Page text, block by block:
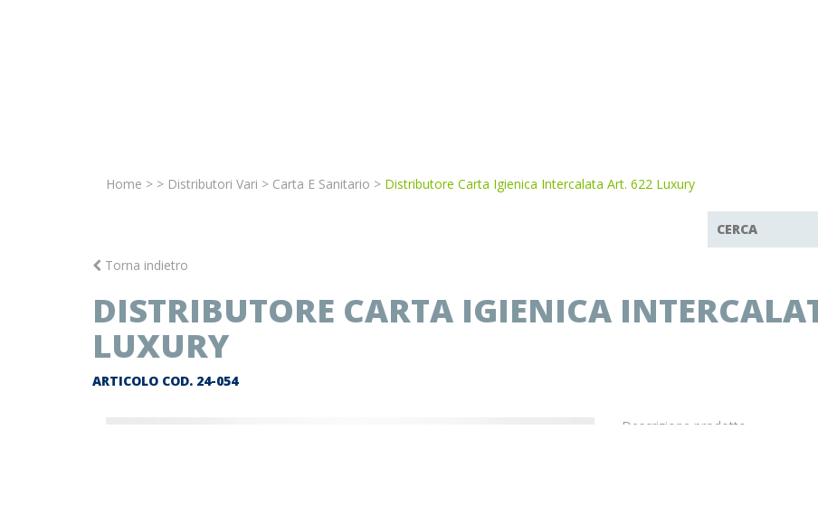
Home > > Distributori Vari > Carta E Sanitario > Distributore Carta Igienica Intercalata Art. 622 Luxury
Torna indietro
DISTRIBUTORE CARTA IGIENICA
LUXURY
ARTICOLO COD. 24-054
Descrizione prodotto